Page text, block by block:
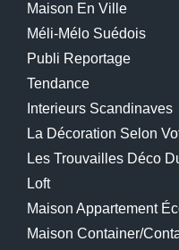
Maison En Ville
Méli-Mélo Suédois
Publi Reportage
Tendance
Interieurs Scandinaves
La Décoration Selon
Les Trouvailles Déco
Loft
Maison Appartement
Maison Container/